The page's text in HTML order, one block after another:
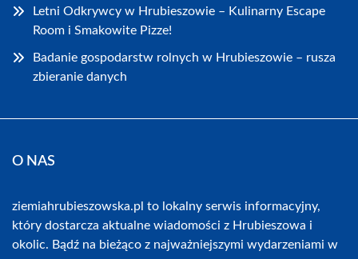
Letni Odkrywcy w Hrubieszowie – Kulinarny Escape
Room i Smakowite Pizze!
Badanie gospodarstw rolnych w Hrubieszowie – rusza
zbieranie danych
O NAS
ziemiahrubieszowska.pl to lokalny serwis informacyjny,
który dostarcza aktualne wiadomości z Hrubieszowa i
okolic. Bądź na bieżąco z najważniejszymi wydarzeniami w